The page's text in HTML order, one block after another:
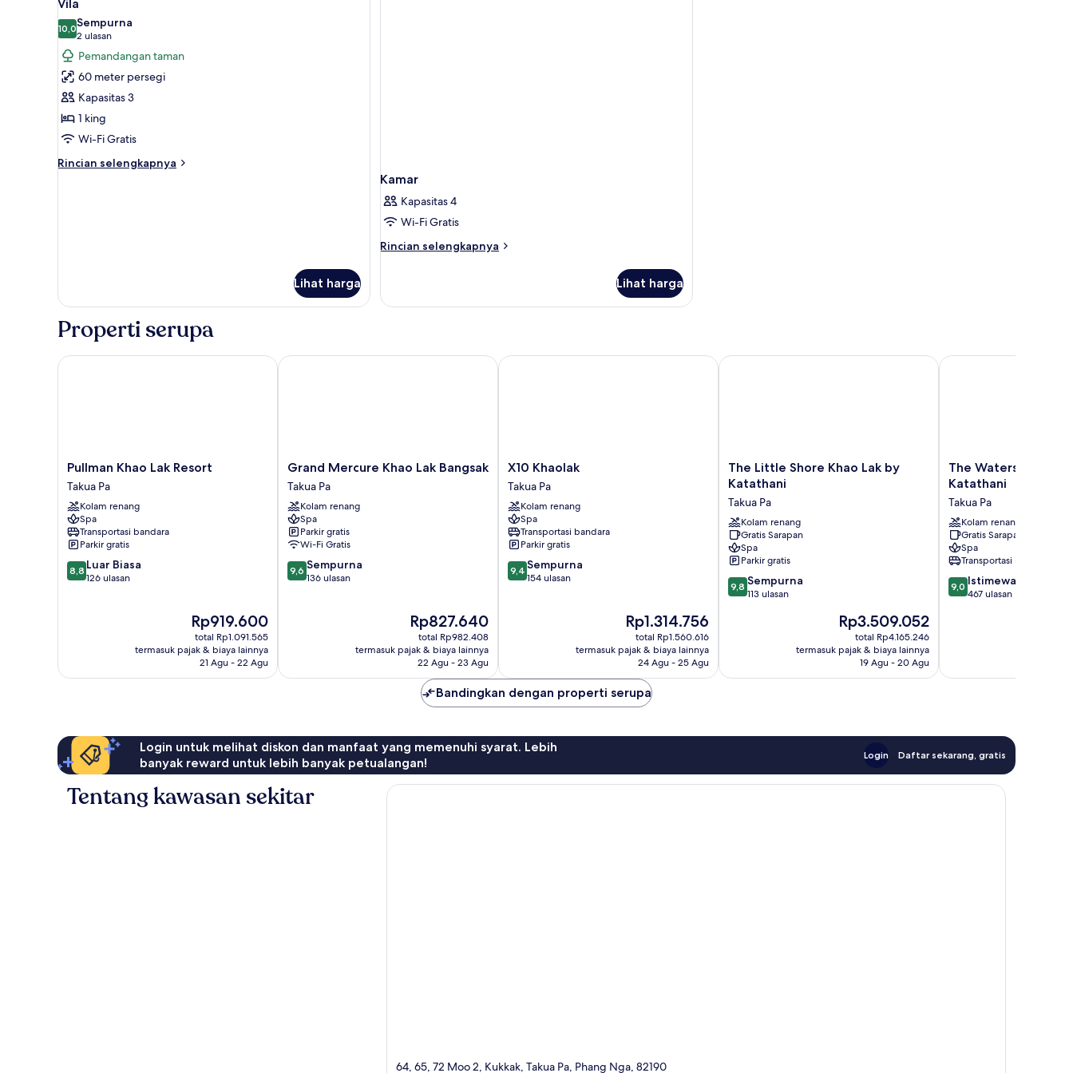
semua
foto
untuk
Vila
Vila
10,010,0 dari 10
Sempurna
2 ulasan
(2
ulasan)
Pemandangan taman
60 meter persegi
Kapasitas 3
1 king
Wi-Fi Gratis
Rincian selengkapnya
Rincian
Lihat harga
Kamar
Kapasitas 4
Wi-Fi Gratis
Rincian selengkapnya
Rincian
Kamar
Lihat harga
Properti serupa
Pullman
Khao
Lak
Resort
Takua
Pa
Pullman Khao Lak Resort
Takua Pa
Kolam renang
Spa
Transportasi bandara
Parkir gratis
8.8
dari
8,8 Luar Biasa
126 ulasan
Harga
sekarang
Rp919.600
Rp919.600
total Rp1.091.565
termasuk pajak & biaya lainnya
21 Agu - 22 Agu
Pullman Khao Lak Resort
Grand
Mercure
Khao
Lak
Bangsak
Takua
Pa
Grand Mercure Khao Lak Bangsak
Takua Pa
Kolam renang
Spa
Parkir gratis
Wi-Fi Gratis
9.6
dari
9,6 Sempurna
136 ulasan
Harga
sekarang
Rp827.640
Rp827.640
total Rp982.408
termasuk pajak & biaya lainnya
22 Agu - 23 Agu
Grand Mercure Khao Lak Bangsak
X10
Khaolak
Takua
Pa
X10 Khaolak
Takua Pa
Kolam renang
Spa
Transportasi bandara
Parkir gratis
9.4
dari
9,4 Sempurna
154 ulasan
Harga
sekarang
Rp1.314.756
Rp1.314.756
total Rp1.560.616
termasuk pajak & biaya lainnya
24 Agu - 25 Agu
X10 Khaolak
The
Little
Khao
Lak
by
Katathani
Takua
Pa
The Little Shore Khao Lak by
Katathani
Takua Pa
Kolam renang
Gratis Sarapan
Spa
Parkir gratis
9.8
dari
9,8 Sempurna
113 ulasan
Harga
sekarang
Rp3.509.052
Rp3.509.052
total Rp4.165.246
termasuk pajak & biaya lainnya
19 Agu - 20 Agu
The Little Shore Khao Lak by Katathani
The
Waters
Lak
by
Katathani
Takua
Pa
The Waters Khao
Katathani
Takua Pa
Kolam renang
Gratis Sarapan
Spa
Transportasi bandara
9.0
dari
9,0 Istimewa
467 ulasan
The Waters Khao Lak
Bandingkan dengan properti serupa
Login untuk melihat diskon dan manfaat yang memenuhi syarat. Lebih
banyak reward untuk lebih banyak petualangan!
Login Daftar sekarang, gratis
Tentang kawasan sekitar
64, 65, 72 Moo 2, Kukkak, Takua Pa, Phang Nga, 82190